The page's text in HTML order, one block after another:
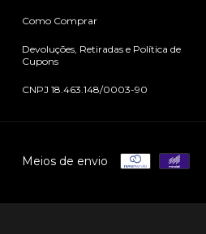
Como Comprar
Devoluções, Retiradas e Política de
Cupons
CNPJ 18.463.148/0003-90
Meios de envio